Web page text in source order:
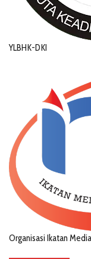
YLBHK-DKI
Organisasi Ikatan